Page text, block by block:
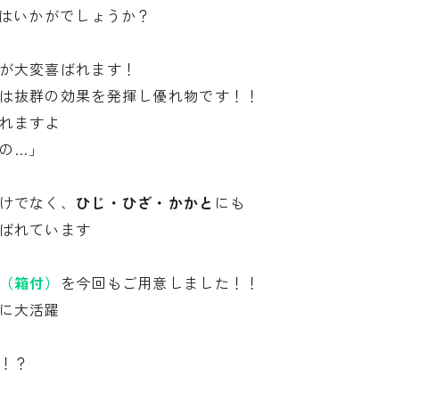
いかがでしょうか？
が大変喜ばれます！
抜群の効果を発揮し優れ物です！！
ますよ
…」
でなく、 ひじ・ひざ・かかと にも
れています
箱付） を今回もご用意しました！！
大活躍
？